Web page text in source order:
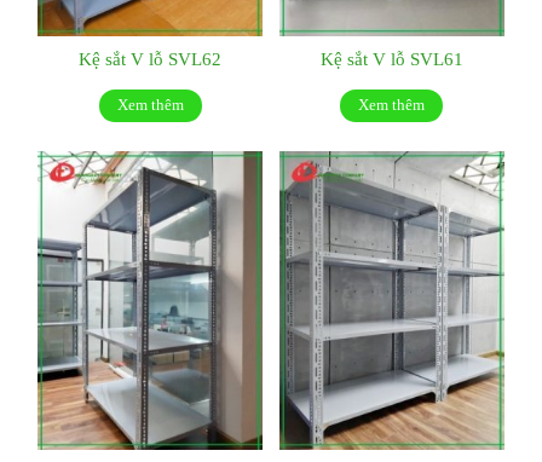
Kệ sắt V lỗ SVL62
Xem thêm
Kệ sắt V lỗ SVL61
Xem thêm